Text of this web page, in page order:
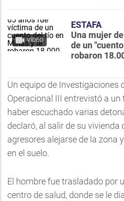
VIDEO
ESTAFA
Una mujer
de un
robaron
Un equipo de Investigaciones
Operacional III entrevistó a
haber escuchado varias
declaró, al salir de su vivienda
agresores alejarse de la zona
en el suelo.
El hombre fue trasladado por
centro de salud, donde se le